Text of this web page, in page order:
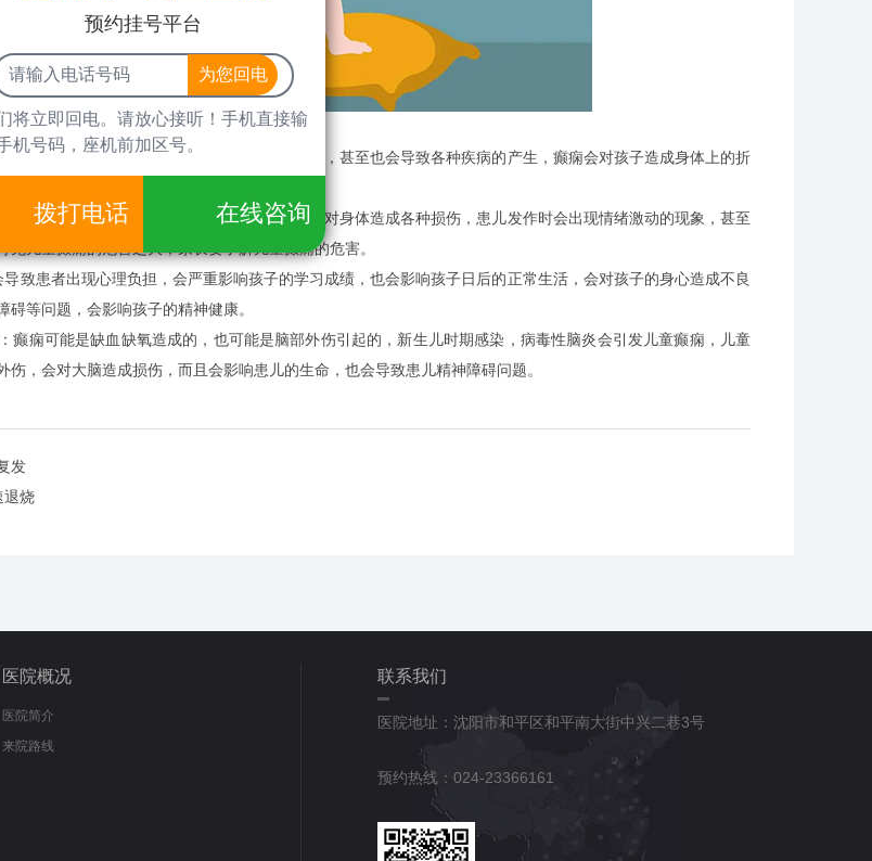
会影响生命健康，会对患儿的生命造成威胁，甚至也会导致各种疾病的产生，癫痫会对孩子造成身体上的折
致患儿出现不同程度的运动功能障碍。
致患儿意识丧失，如果周围有硬物或钝器会对身体造成各种损伤，患儿发作时会出现情绪激动的现象，甚至
儿童癫痫的危害之大，家长要了解儿童癫痫的危害。
患者出现心理负担，会严重影响孩子的学习成绩，也会影响孩子日后的正常生活，会对孩子的身心造成不良
等问题，会影响孩子的精神健康。
癫痫可能是缺血缺氧造成的，也可能是脑部外伤引起的，新生儿时期感染，病毒性脑炎会引发儿童癫痫，儿童
伤，会对大脑造成损伤，而且会影响患儿的生命，也会导致患儿精神障碍问题。
发
退烧
医院概况
医院简介
来院路线
联系我们
医院地址：沈阳市和平区和平南大街中兴二巷3号
预约热线：024-23366161
预约挂号平台
将立即回电。请放心接听！手机直接输
机号码，座机前加区号。
拨打电话 在线咨询